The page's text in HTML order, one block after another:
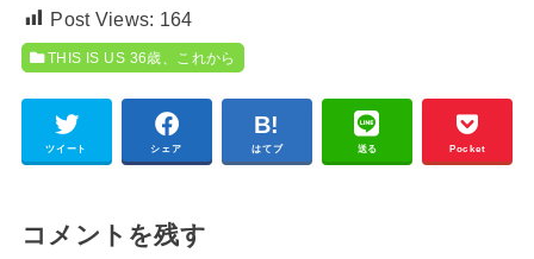
Post Views: 164
THIS IS US 36歳、これから
ツイート シェア はてブ 送る Pocket
コメントを残す